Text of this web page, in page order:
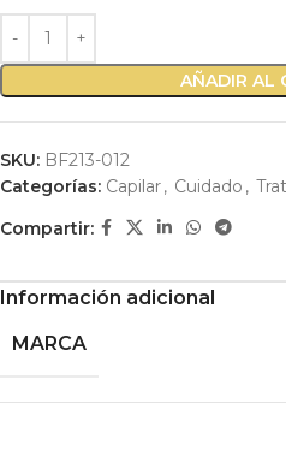
AÑADIR AL
SKU: BF213-012
Categorías: Capilar, Cuidado ,
Compartir:
Información adicional
MARCA